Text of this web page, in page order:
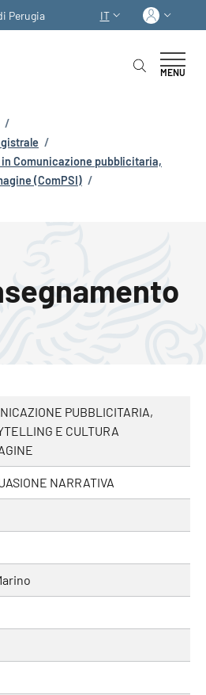
Perugia
SELETTORE LINGUA:
IT
MENU
/
/
Comunicazione pubblicitaria,
(ComPSI) /
PUBBLICITARIA,
E CULTURA
NARRATIVA